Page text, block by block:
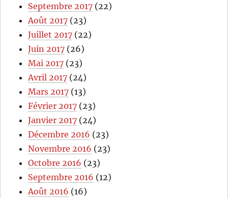
Septembre 2017 (22)
Août 2017 (23)
Juillet 2017 (22)
Juin 2017 (26)
Mai 2017 (23)
Avril 2017 (24)
Mars 2017 (13)
Février 2017 (23)
Janvier 2017 (24)
Décembre 2016 (23)
Novembre 2016 (23)
Octobre 2016 (23)
Septembre 2016 (12)
Août 2016 (16)